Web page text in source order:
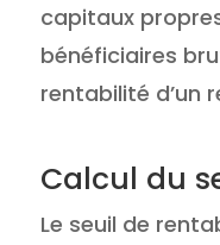
capitaux
bénéficiaires
rentabilité d’un
Calcul du
Le seuil de